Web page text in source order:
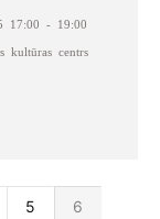
17:00 - 19:00
kultūras centrs
5 6